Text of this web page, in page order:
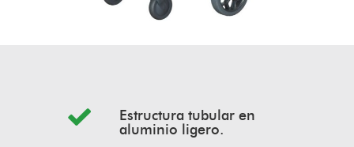
Estructura tubular en
aluminio ligero.